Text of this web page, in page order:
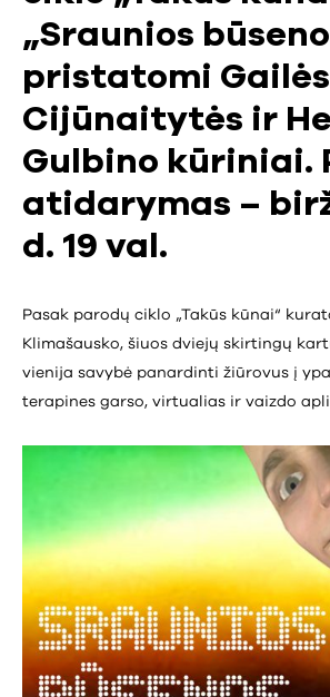
„Sraunios
pristatomi Gailės
Cijūnaitytės ir
Gulbino kūriniai.
atidarymas –
d. 19 val.
Pasak parodų ciklo „Takūs kūnai“
Klimašausko, šiuos dviejų skirtingų
vienija savybė panardinti žiūrovus į
terapines garso, virtualias ir vaizdo